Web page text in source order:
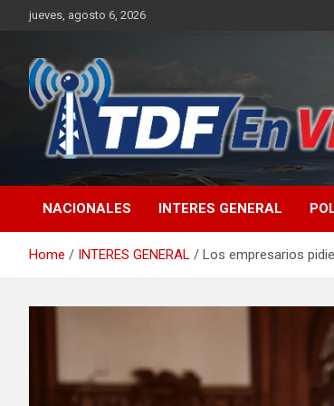
jueves, agosto 6, 2026
NACIONALES INTERES GENERAL
Home INTERES GENERAL Los empresarios